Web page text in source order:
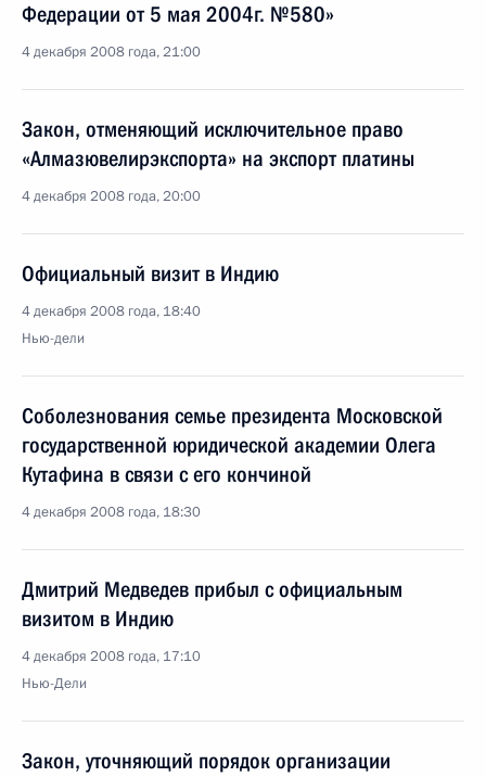
Федерации от 5 мая 2004г. №580»
4 декабря 2008 года, 21:00
Закон, отменяющий исключительное право
«Алмазювелирэкспорта» на экспорт платины
4 декабря 2008 года, 20:00
Официальный визит в Индию
4 декабря 2008 года, 18:40
Нью-дели
Соболезнования семье президента Московской
государственной юридической академии Олега
Кутафина в связи с его кончиной
4 декабря 2008 года, 18:30
Дмитрий Медведев прибыл с официальным
визитом в Индию
4 декабря 2008 года, 17:10
Нью-Дели
Закон, уточняющий порядок организации